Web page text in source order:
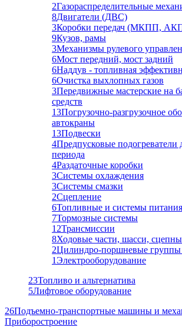
2Газораспределительные
8Двигатели (ДВС)
3Коробки передач (МКПП,
9Кузов, рамы
3Механизмы рулевого
6Мост передний, мост задний
6Наддув - топливная
6Очистка выхлопных газов
3Передвижные мастерские на
средств
13Погрузочно-разгрузочное
автокраны
13Подвески
4Предпусковые подогреватели
периода
4Раздаточные коробки
3Системы охлаждения
3Системы смазки
2Сцепление
6Топливные и системы питания
7Тормозные системы
12Трансмиссии
8Ходовые части, шасси,
2Цилиндро-поршневые
1Электрооборудование
23Топливо и альтернатива
5Лифтовое оборудование
26Подъемно-транспортные машины и
Приборостроение